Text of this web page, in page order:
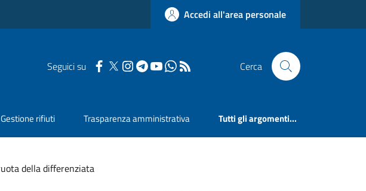
Accedi all'area personale
Seguici su Cerca
Gestione rifiuti Trasparenza amministrativa Tutti gli argomenti...
della differenziata